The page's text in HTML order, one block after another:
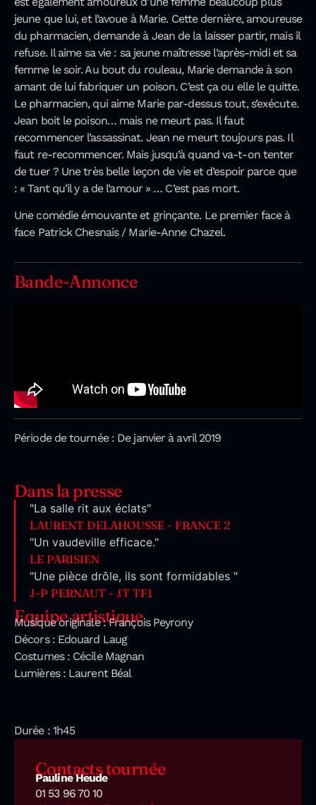
jeune que lui, et l’avoue à Marie. Cette dernière, amoureuse
du pharmacien, demande à Jean de la laisser partir, mais il
refuse. Il aime sa vie : sa jeune maîtresse l’après-midi et sa
femme le soir. Au bout du rouleau, Marie demande à son
amant de lui fabriquer un poison. C’est ça ou elle le quitte.
Le pharmacien, qui aime Marie par-dessus tout, s’exécute.
Jean boit le poison… mais ne meurt pas. Il faut
recommencer l’assassinat. Jean ne meurt toujours pas. Il
faut re-recommencer. Mais jusqu’à quand va-t-on tenter
de tuer ? Une très belle leçon de vie et d’espoir parce que
: « Tant qu’il y a de l’amour » … C’est pas mort.
Une comédie émouvante et grinçante. Le premier face à
face Patrick Chesnais / Marie-Anne Chazel.
Bande-Annonce
Période de tournée : De janvier à avril 2019
Dans la presse
"La salle rit aux éclats"
LAURENT DELAHOUSSE - FRANCE 2
"Un vaudeville efficace."
LE PARISIEN
"Une pièce drôle, ils sont formidables "
J-P PERNAUT - JT TF1
Equipe artistique
Musique originale : François Peyrony
Décors : Edouard Laug
Costumes : Cécile Magnan
Lumières : Laurent Béal
Durée : 1h45
Contacts tournée
Pauline Heude
01 53 96 70 10